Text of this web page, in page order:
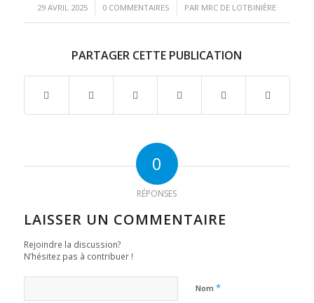
29 AVRIL 2025
/ 0 COMMENTAIRES
/ PAR MRC DE LOTBINIÈRE
PARTAGER CETTE PUBLICATION
0
RÉPONSES
LAISSER UN COMMENTAIRE
Rejoindre la discussion?
N’hésitez pas à contribuer !
Nom *